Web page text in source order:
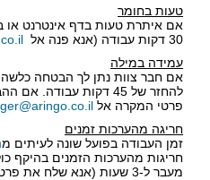
טעות בחומר
אם איתרת טעות בדף אינטרנט או
30 דקות עבודה (אנא פנה אל
עמידה במילה
אם חבר צוות נתן לך הבטחה
פרטי המקרה אל
חריגה מהערכות זמנים
זמן העבודה בפועל שונה לעיתים מ
מעבר ל-3 שעות (אנא שלח את פרטי המקרה אל